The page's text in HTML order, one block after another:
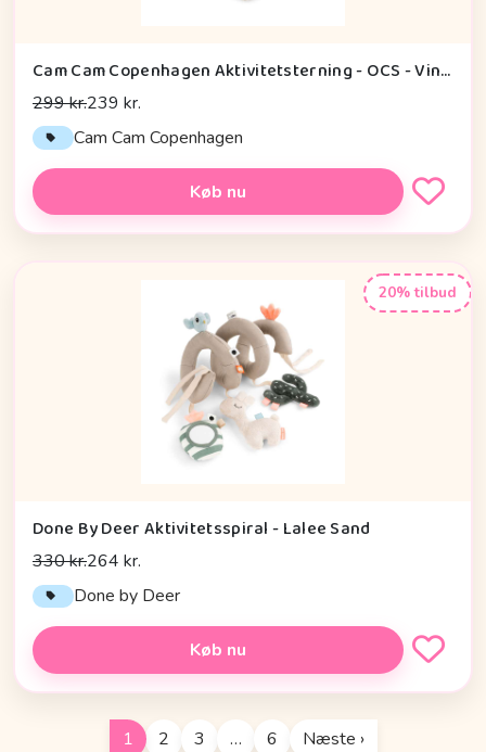
Cam Cam Copenhagen Aktivitetsterning - OCS - Vintage Toys
299 kr.239 kr.
Cam Cam Copenhagen
Køb nu
20% tilbud
Done By Deer Aktivitetsspiral - Lalee Sand
330 kr.264 kr.
Done by Deer
Køb nu
1 2 3 … 6 Næste ›